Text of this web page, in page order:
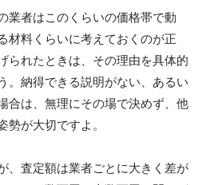
業者はこのくらいの価格帯で動
材料くらいに考えておくのが正
られたときは、その理由を具体的
。納得できる説明がない、あるい
合は、無理にその場で決めず、他
勢が大切ですよ。
、 査定額は業者ごとに大きく差が